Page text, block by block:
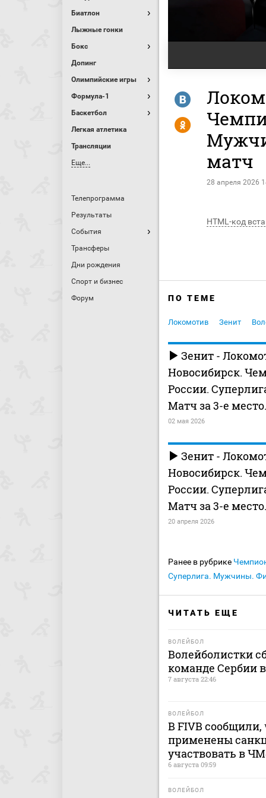
Биатлон
Лыжные гонки
Бокс
Допинг
Олимпийские игры
Формула-1
Баскетбол
Легкая атлетика
Трансляции
Еще...
Телепрограмма
Результаты
События
Трансферы
Дни рождения
Спорт и бизнес
Форум
матч
28 апреля 2026
R
Y
HTML-код
ПО ТЕМЕ
Локомотив Зенит
Зенит -
Новосибирск.
России.
Матч за 3-е
02 мая 2026
Зенит -
Новосибирск.
России.
Матч за 3-е
20 апреля 2026
Ранее в рубрике
Суперлига. Мужчины.
ЧИТАТЬ ЕЩЕ
ВОЛЕЙБОЛ
Волейболистки
команде Сербии
7 августа 22:46
ВОЛЕЙБОЛ
В FIVB сообщили,
применены
участвовать в
6 августа 09:59
ВОЛЕЙБОЛ